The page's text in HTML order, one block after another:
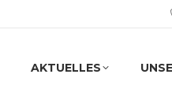
AKTUELLES